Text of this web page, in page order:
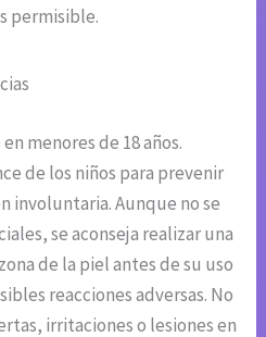
permisible.
menores de 18 años.
de los niños para prevenir
involuntaria. Aunque no se
se aconseja realizar una
de la piel antes de su uso
reacciones adversas. No
irritaciones o lesiones en